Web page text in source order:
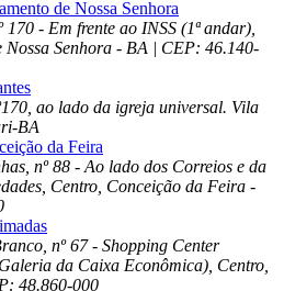
de Nossa Senhora
- Em frente ao INSS (1ª andar),
Nossa Senhora - BA | CEP: 46.140-
ao lado da igreja universal. Vila
BA
da Feira
nº 88 - Ao lado dos Correios e da
Centro, Conceição da Feira -
nº 67 - Shopping Center
da Caixa Econômica), Centro,
48.860-000